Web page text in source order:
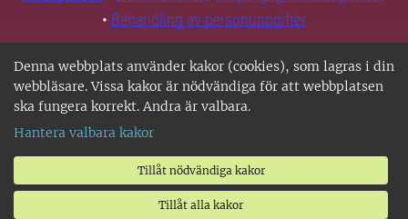
Denna webbplats använder kakor (cookies), som lagras i din
webbläsare. Vissa kakor är nödvändiga för att webbplatsen
ska fungera korrekt. Andra är valbara.
Hantera valbara kakor
Tillåt nödvändiga kakor
Tillåt alla kakor
• Behandling av personuppgifter